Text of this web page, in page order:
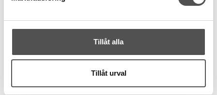
Tillåt alla
Tillåt urval